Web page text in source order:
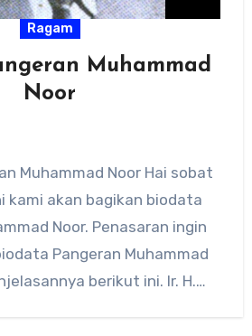
Ragam
Muhammad
Noor
Muhammad Noor Hai sobat
kami akan bagikan biodata
Noor. Penasaran ingin
Pangeran Muhammad
berikut ini. Ir. H.…